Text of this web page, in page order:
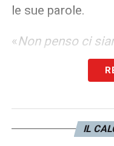
le sue parole.
«Non penso ci
Concentriamoci
Abbiamo noi le
succede fuoriIL